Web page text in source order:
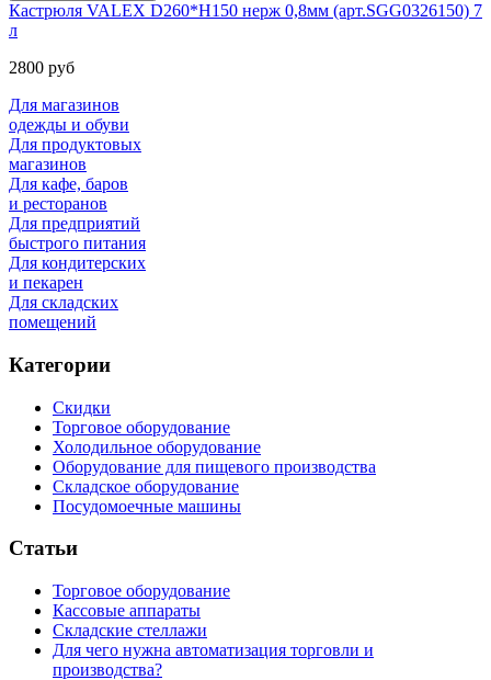
Кастрюля VALEX D260*H150 нерж 0,8мм (арт.SGG0326150) 7
л
2800 руб
Для магазинов
одежды и обуви
Для продуктовых
магазинов
Для кафе, баров
и ресторанов
Для предприятий
быстрого питания
Для кондитерских
и пекарен
Для складских
помещений
Категории
Скидки
Торговое оборудование
Холодильное оборудование
Оборудование для пищевого производства
Складское оборудование
Посудомоечные машины
Статьи
Торговое оборудование
Кассовые аппараты
Складские стеллажи
Для чего нужна автоматизация торговли и
производства?